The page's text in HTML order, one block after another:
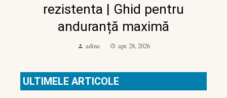
rezistenta | Ghid pentru
anduranță maximă
adina apr. 28, 2026
ULTIMELE ARTICOLE